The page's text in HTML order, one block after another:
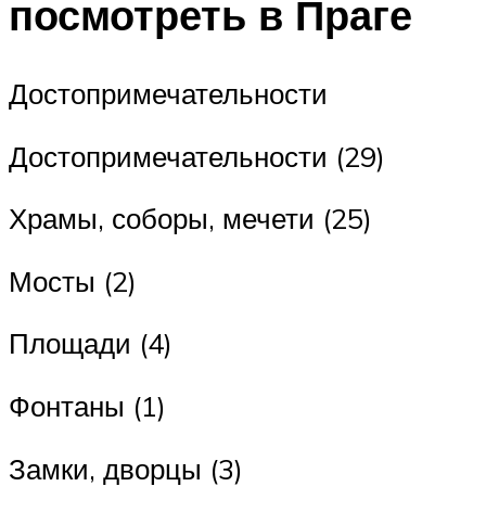
посмотреть в Праге
Достопримечательности
Достопримечательности (29)
Храмы, соборы, мечети (25)
Мосты (2)
Площади (4)
Фонтаны (1)
Замки, дворцы (3)